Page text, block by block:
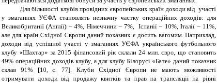
Для більшості клубів провідних європейських країн доходи від участі
у змаганнях УЄФА становлять незначну частку операційних доходів: для
Великобританії (Англії) – 4%, Німеччини – 7%, Іспанії – 10%, Італії – 11%,
але для країн Східної Європи даний показник є досить вагомим. Наприклад,
доходи від успішної участі у змаганнях УЄФА українського футбольного
клубу «Шахтар» за 2015 фінансовий рік склали 24 млн. євро, що становить
49% операційних доходів клубу, а для клубу Білорусі «Бате» даний показник
склав 91% [10,с. 77]. Клуби Східної Європи не мають можливості
отримувати доходи від продажу квитків та прав на трансляції на рівні